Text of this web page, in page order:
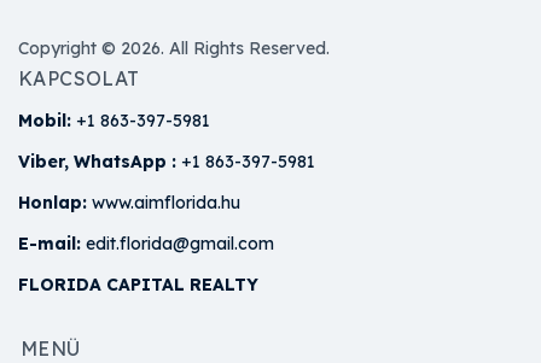
Copyright © 2026. All Rights Reserved.
KAPCSOLAT
Mobil: +1 863-397-5981
Viber, WhatsApp : +1 863-397-5981
Honlap: www.aimflorida.hu
E-mail: edit.florida@gmail.com
FLORIDA CAPITAL REALTY
MENÜ